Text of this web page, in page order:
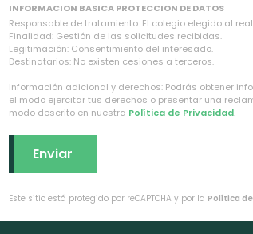
INFORMACION BASICA PROTECCION DE DATOS
Responsable de tratamiento: El colegio elegido al
Finalidad: Gestión de las solicitudes recibidas.
Legitimación: Consentimiento del interesado.
Destinatarios: No existen cesiones a terceros.
Información adicional y derechos: Podrás obtener
el modo ejercitar tus derechos o presentar una
modo descrito en nuestra Política de Privacidad.
Este sitio está protegido por reCAPTCHA y por la Política